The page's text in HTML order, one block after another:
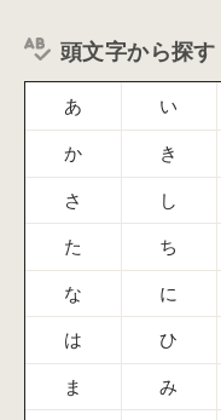
頭文字から探す
あ い
か き
さ し
た ち
な に
は ひ
ま み